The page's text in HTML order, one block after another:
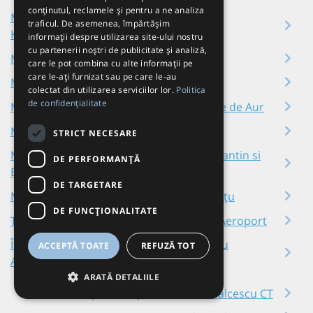
Mihail Kogălniceanu Aeroport - Mihail
Kogălniceanu CT
Mihail Kogălniceanu Aeroport - Varna
Mihail Kogălniceanu Aeroport - Viziru
Mihail Kogălniceanu Aeroport - Nisipurile de Aur
Mihail Kogălniceanu Aeroport - Albena
Mihail Kogălniceanu Aeroport - Sf. Constantin si
Elena
Mihail Kogălniceanu Aeroport - Dorobanțu
Toate plecările din Mihail Kogălniceanu Aeroport
Închirieri autocare în Mihail Kogălniceanu
Aeroport
Aeroport Otopeni - Nicolae Bălcescu CT
conținutul, reclamele și pentru a ne analiza
traficul. De asemenea, împărtășim
informații despre utilizarea site-ului nostru
cu partenerii noștri de publicitate și analiză,
care le pot combina cu alte informații pe
care le-ați furnizat sau pe care le-au
colectat din utilizarea serviciilor lor. Politica
de confidențialitate
STRICT NECESARE
DE PERFORMANȚĂ
DE TARGETARE
DE FUNCŢIONALITATE
ACCEPTĂ TOATE REFUZĂ TOT
ARATĂ DETALIILE